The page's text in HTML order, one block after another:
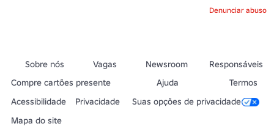
Denunciar abuso
Sobre nós Vagas Newsroom
Responsáveis
Compre cartões presente
Ajuda
Termos
Acessibilidade
Privacidade
Suas opções de privacidade
Mapa do site